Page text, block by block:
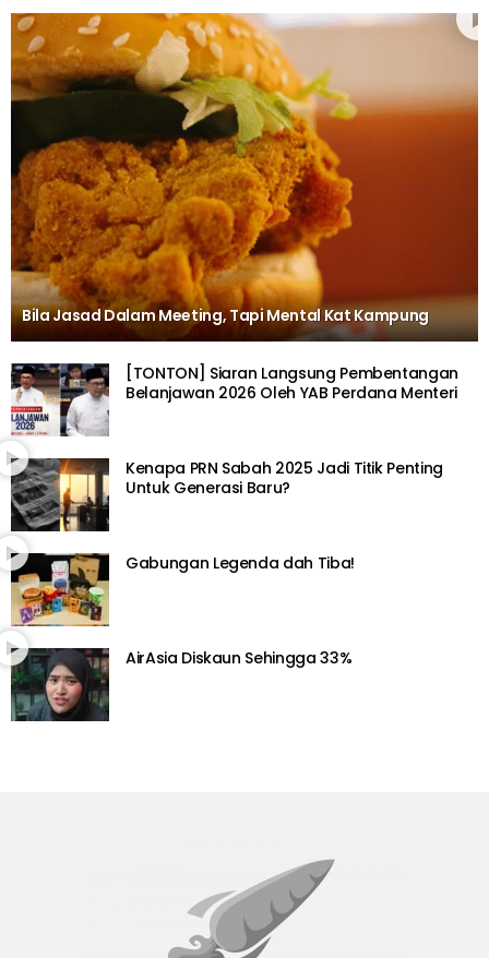
Bila Jasad Dalam Meeting, Tapi Mental Kat Kampung
[TONTON] Siaran Langsung Pembentangan
Belanjawan 2026 Oleh YAB Perdana Menteri
Kenapa PRN Sabah 2025 Jadi Titik Penting
Untuk Generasi Baru?
Gabungan Legenda dah Tiba!
AirAsia Diskaun Sehingga 33%